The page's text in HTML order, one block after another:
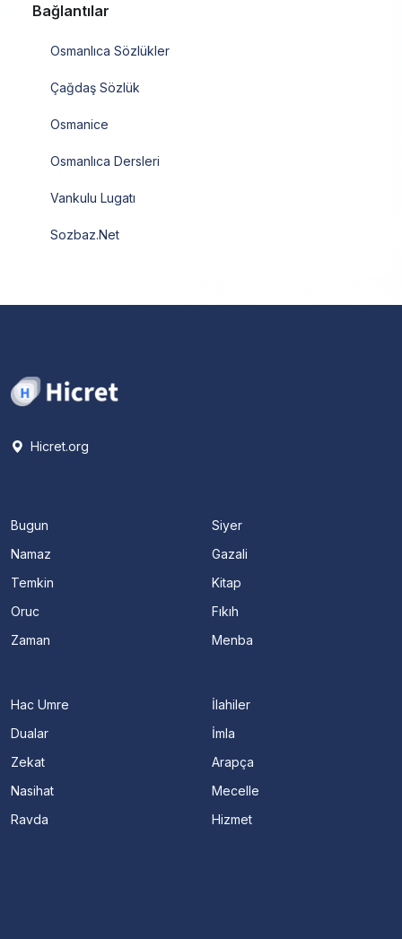
Bağlantılar
Osmanlıca Sözlükler
Çağdaş Sözlük
Osmanice
Osmanlıca Dersleri
Vankulu Lugatı
Sozbaz.Net
Hicret.org
Bugun
Namaz
Temkin
Oruc
Zaman
Siyer
Gazali
Kitap
Fıkıh
Menba
Hac Umre
Dualar
Zekat
Nasihat
Ravda
İlahiler
İmla
Arapça
Mecelle
Hizmet